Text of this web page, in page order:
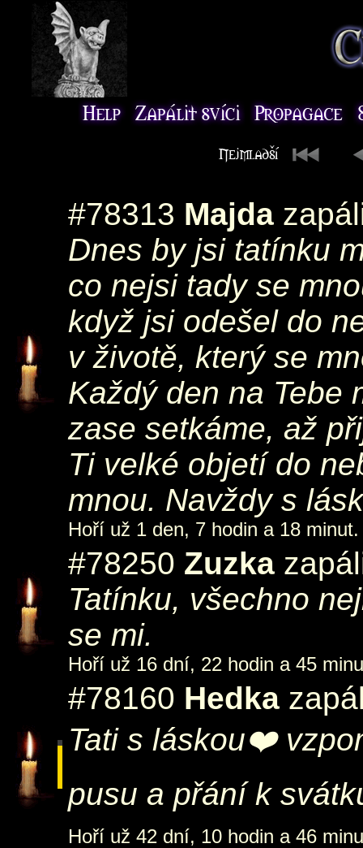
#78313 Majda
Dnes by jsi tatínku
co nejsi tady se
když jsi odešel do
v životě, který se
Každý den na Tebe
zase setkáme, až
Ti velké objetí do
mnou. Navždy s
Hoří už 1 den, 7 hodin a 18 minut.
#78250 Zuzka
Tatínku, všechno
se mi.
Hoří už 16 dní, 22 hodin a 45
#78160 Hedka
Tati s láskou❤️
pusu a přání k
Hoří už 42 dní, 10 hodin a 46